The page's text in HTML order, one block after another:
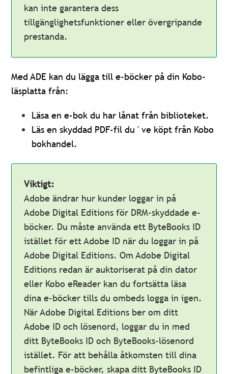
kan inte garantera dess
tillgänglighetsfunktioner eller övergripande
prestanda.
Med ADE kan du lägga till e-böcker på din Kobo-
läsplatta från:
Läsa en e-bok du har lånat från biblioteket.
Läs en skyddad PDF-fil du ' ve köpt från Kobo
bokhandel.
Viktigt:
Adobe ändrar hur kunder loggar in på
Adobe Digital Editions för DRM-skyddade e-
böcker. Du måste använda ett ByteBooks ID
istället för ett Adobe ID när du loggar in på
Adobe Digital Editions. Om Adobe Digital
Editions redan är auktoriserat på din dator
eller Kobo eReader kan du fortsätta läsa
dina e-böcker tills du ombeds logga in igen.
När Adobe Digital Editions ber om ditt
Adobe ID och lösenord, loggar du in med
ditt ByteBooks ID och ByteBooks-lösenord
istället. För att behålla åtkomsten till dina
befintliga e-böcker, skapa ditt ByteBooks ID